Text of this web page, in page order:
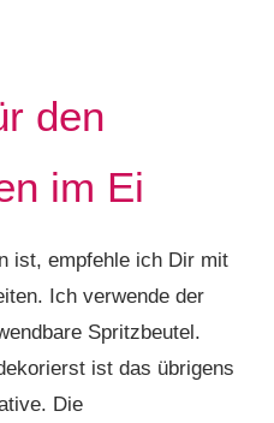
den
im Ei
ist, empfehle ich Dir mit
Ich verwende der
Spritzbeutel.
ist das übrigens
Die